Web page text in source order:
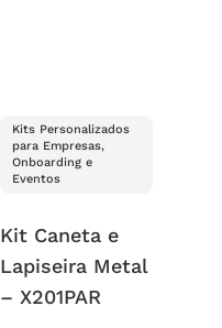
Kits Personalizados
para Empresas,
Onboarding e
Eventos
Kit Caneta e
Lapiseira Metal
– X201PAR